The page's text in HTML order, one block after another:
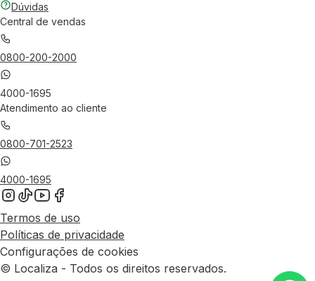
Dúvidas
Central de vendas
0800-200-2000
4000-1695
Atendimento ao cliente
0800-701-2523
4000-1695
Termos de uso
Políticas de privacidade
Configurações de cookies
© Localiza - Todos os direitos reservados.